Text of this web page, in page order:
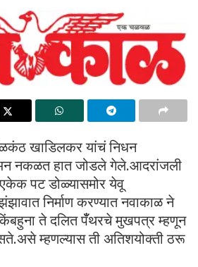
खाडिलकर यांचं निधन
नकळत हात जोडले गेले.आदरांजली
एकेक पट डोळ्यासमोर येवू
निर्माण करण्यात नवाकाळ ने
ते दलित पँँथरचे मुखपत्र म्हणून
म्हणल्यास ती अतिशयोक्ती ठरू